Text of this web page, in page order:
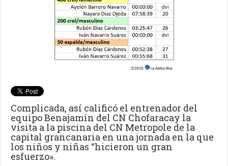
Complicada, así calificó el entrenador del
equipo Benajamín del CN Chofaracay la
visita a la piscina del CN Metropole de la
capital grancanaria en una jornada en la que
los niños y niñas “hicieron un gran
esfuerzo».